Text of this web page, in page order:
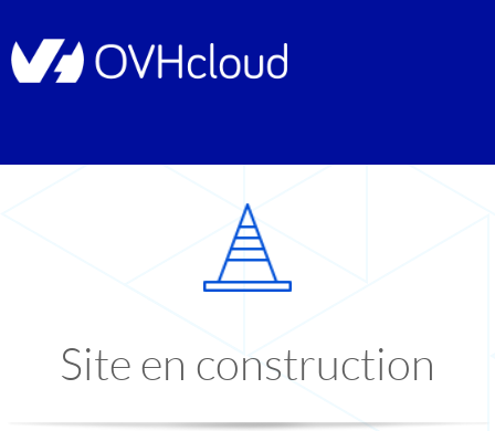
Site en construction